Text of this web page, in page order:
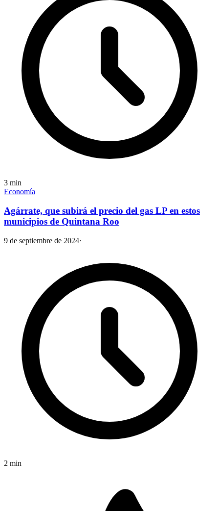
3 min
Economía
Agárrate, que subirá el precio del gas LP en estos
municipios de Quintana Roo
9 de septiembre de 2024·
2 min